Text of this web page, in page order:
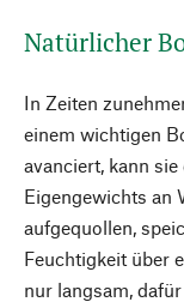
Natürlicher
In Zeiten
einem wichtigen
avanciert, kann
Eigengewichts an
aufgequollen,
Feuchtigkeit über
nur langsam,